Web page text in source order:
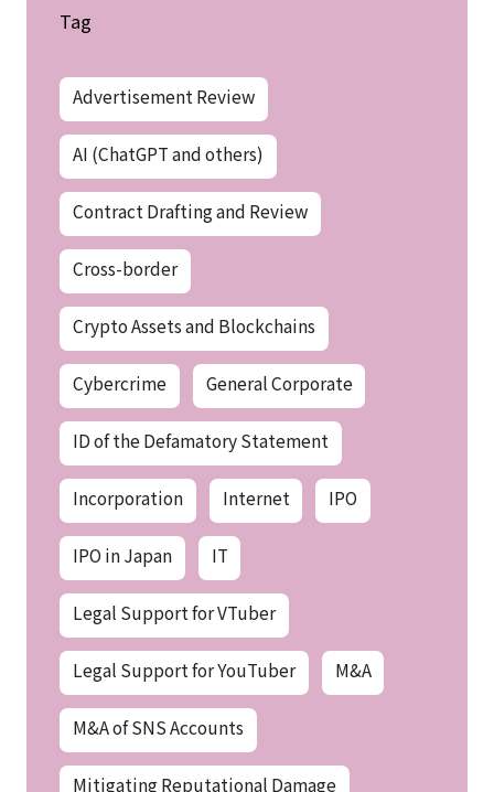
Tag
Advertisement Review
AI (ChatGPT and others)
Contract Drafting and Review
Cross-border
Crypto Assets and Blockchains
Cybercrime General Corporate
ID of the Defamatory Statement
Incorporation Internet IPO
IPO in Japan IT
Legal Support for VTuber
Legal Support for YouTuber M&A
M&A of SNS Accounts
Mitigating Reputational Damage